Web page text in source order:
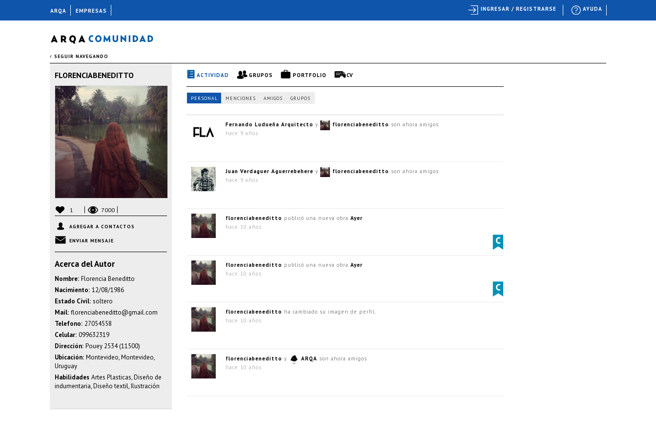
SEGUIR NAVEGANDO
FLORENCIABENEDITTO
1 7000
AGREGAR A CONTACTOS
ENVIAR MENSAJE
Acerca del Autor
Nombre: Florencia Beneditto
Nacimiento: 12/08/1986
Estado Civil: soltero
Mail: florenciabeneditto@gmail.com
Telefono: 27054558
Celular: 099632319
Dirección: Pouey 2534 (11500)
Ubicación: Montevideo, Montevideo,
Uruguay
Habilidades Artes Plasticas, Diseño de
indumentaria, Diseño textil, Ilustración
ACTIVIDAD GRUPOS PORTFOLIO CV
PERSONAL MENCIONES AMIGOS GRUPOS
Fernando Ludueña Arquitecto y florenciabeneditto son ahora amigos
hace 9 años
Juan Verdaguer Aguerrebehere y florenciabeneditto son ahora amigos
hace 9 años
florenciabeneditto publicó una nueva obra Ayer
hace 10 años
florenciabeneditto publicó una nueva obra Ayer
hace 10 años
florenciabeneditto ha cambiado su imagen de perfil.
hace 10 años
florenciabeneditto y ARQA son ahora amigos
hace 10 años
ARQA EMPRESAS AYUDA
INGRESAR / REGISTRARSE